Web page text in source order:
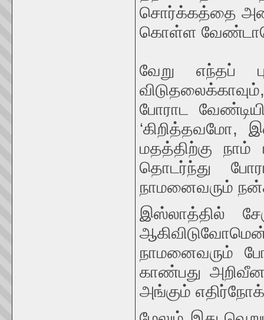
சொர்க்கத்தை
கொள்ள
வேறு எந்தப்
போராட
மதத்திற்கு
தொடர்ந்து
நாமனைவரும்
இஸ்லாத்தில்
நாமனைவரும்
காண்பது
அங்கும்